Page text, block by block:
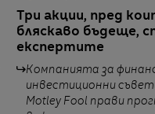
Три акции, пред
бляскаво бъдеще,
експертите
Компанията за
инвестиционни
Motley Fool прави